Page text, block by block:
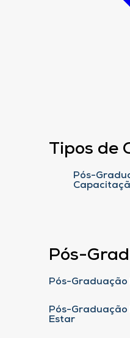
Tipos de
Pós-
Pós-
Pós-Graduação
Pós-Graduação
Estar